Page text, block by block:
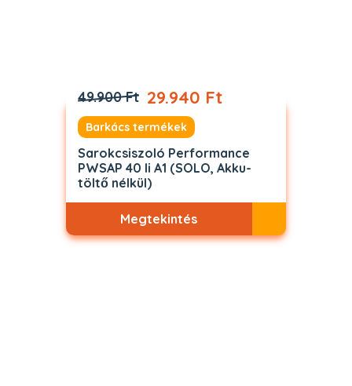
49.900 Ft 29.940 Ft
Barkács termékek
Sarokcsiszoló Performance
PWSAP 40 li A1 (SOLO, Akku-
töltő nélkül)
Megtekintés